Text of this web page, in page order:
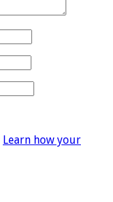
Learn how your